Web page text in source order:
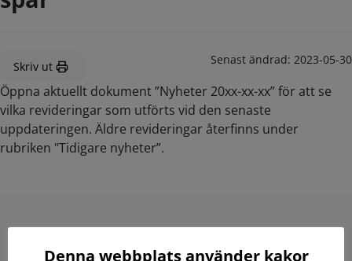
Skriv ut Senast ändrad: 2023-05-30
Öppna aktuellt dokument ”Nyheter 20xx-xx-xx” för att se
vilka revideringar som utförts vid den senaste
uppdateringen. Äldre revideringar återfinns under
rubriken "Tidigare nyheter”.
Hitta direkt
Denna webbplats använder kakor